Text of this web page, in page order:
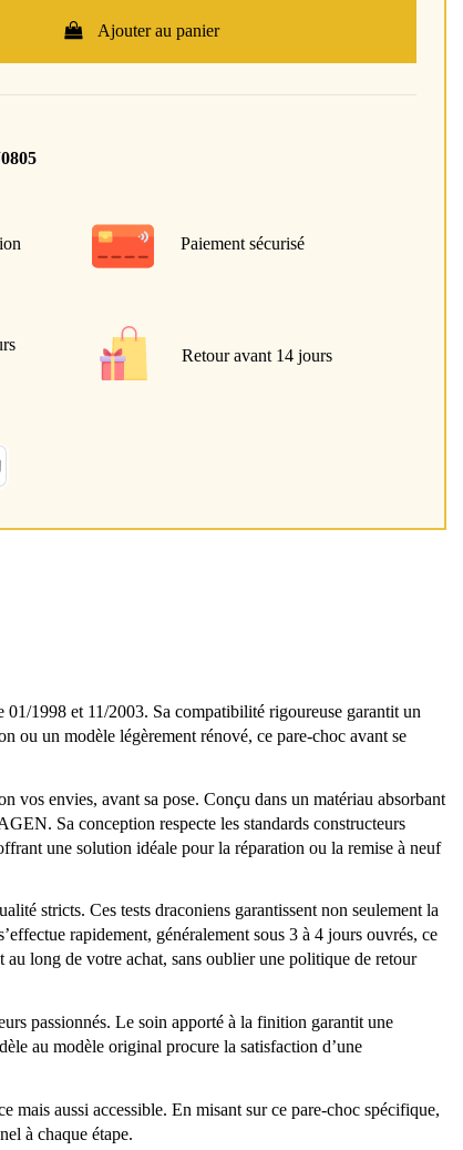
Ajouter au panier
Paiement sécurisé
Retour avant 14 jours
1998 et 11/2003. Sa compatibilité rigoureuse garantit un
ou un modèle légèrement rénové, ce pare-choc avant se
envies, avant sa pose. Conçu dans un matériau absorbant
Sa conception respecte les standards constructeurs
une solution idéale pour la réparation ou la remise à neuf
stricts. Ces tests draconiens garantissent non seulement la
rapidement, généralement sous 3 à 4 jours ouvrés, ce
long de votre achat, sans oublier une politique de retour
passionnés. Le soin apporté à la finition garantit une
au modèle original procure la satisfaction d’une
aussi accessible. En misant sur ce pare-choc spécifique,
à chaque étape.